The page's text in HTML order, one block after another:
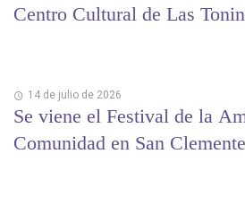
Centro Cultural de Las
14 de julio de 2026
Se viene el Festival de la
Comunidad en San Clemente